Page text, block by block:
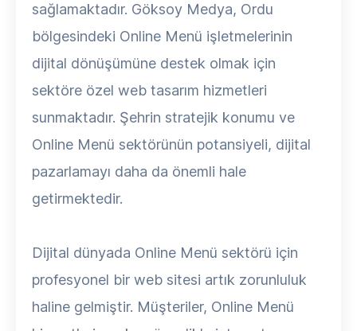
sağlamaktadır. Göksoy Medya, Ordu
bölgesindeki Online Menü işletmelerinin
dijital dönüşümüne destek olmak için
sektöre özel web tasarım hizmetleri
sunmaktadır. Şehrin stratejik konumu ve
Online Menü sektörünün potansiyeli, dijital
pazarlamayı daha da önemli hale
getirmektedir.
Dijital dünyada Online Menü sektörü için
profesyonel bir web sitesi artık zorunluluk
haline gelmiştir. Müşteriler, Online Menü